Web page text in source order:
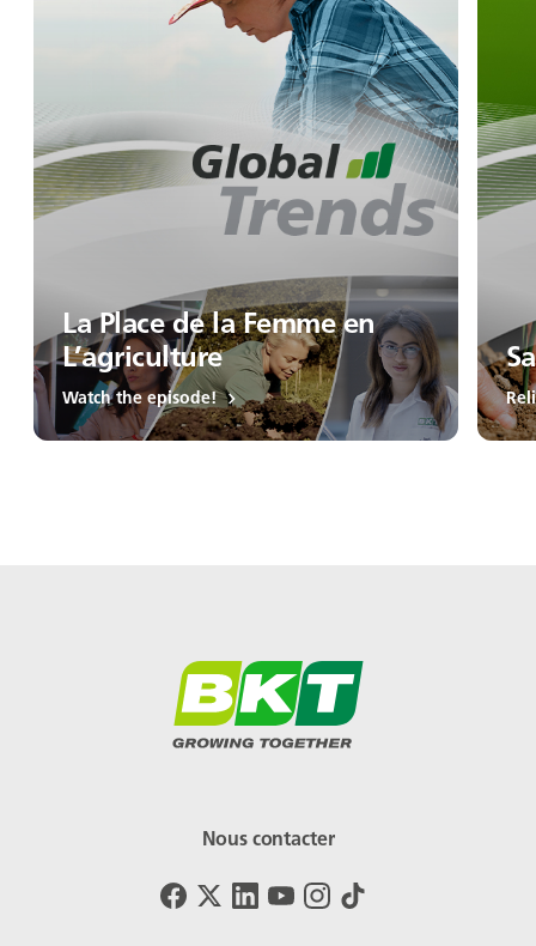
La Place de la Femme en
L’agriculture
Watch the episode!
Nous contacter